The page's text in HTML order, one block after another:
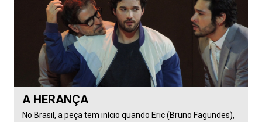
A HERANÇA
No Brasil, a peça tem início quando Eric (Bruno Fagundes),